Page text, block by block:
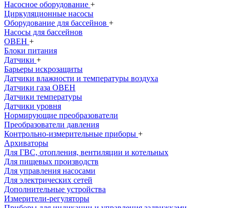
Насосное оборудование +
Циркуляционные насосы
Оборудование для бассейнов +
Насосы для бассейнов
ОВЕН +
Блоки питания
Датчики +
Барьеры искрозащиты
Датчики влажности и температуры воздуха
Датчики газа ОВЕН
Датчики температуры
Датчики уровня
Нормирующие преобразователи
Преобразователи давления
Контрольно-измерительные приборы +
Архиваторы
Для ГВС, отопления, вентиляции и котельных
Для пищевых производств
Для управления насосами
Для электрических сетей
Дополнительные устройства
Измерители-регуляторы